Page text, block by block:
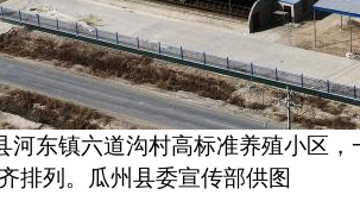
河东镇六道沟村高标准养殖小区，
排列。瓜州县委宣传部供图